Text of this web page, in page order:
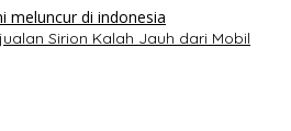
Sirion Kalah Jauh dari Mobil